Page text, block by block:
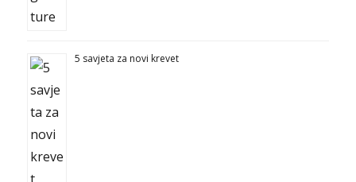
5 savjeta za novi krevet